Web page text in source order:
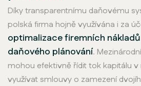
Díky transparentnímu daňovému
polská firma hojně využívána i za
optimalizace firemních
daňového plánování.
mohou efektivně řídit tok kapitálu v
využívat smlouvy o zamezení